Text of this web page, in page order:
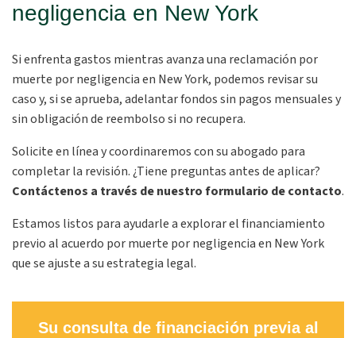
negligencia en New York
Si enfrenta gastos mientras avanza una reclamación por
muerte por negligencia en New York, podemos revisar su
caso y, si se aprueba, adelantar fondos sin pagos mensuales y
sin obligación de reembolso si no recupera.
Solicite en línea y coordinaremos con su abogado para
completar la revisión. ¿Tiene preguntas antes de aplicar?
Contáctenos a través de nuestro formulario de contacto.
Estamos listos para ayudarle a explorar el financiamiento
previo al acuerdo por muerte por negligencia en New York
que se ajuste a su estrategia legal.
Su consulta de financiación previa al